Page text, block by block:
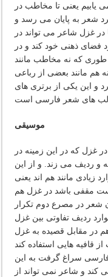
یابیم یعنی تا مخاطب در
شعر به پایان می رسد و
غزل شاعر می تواند در
فضای ذهنی خود کند و در
که نه مخاطب مانند
هم مانند بعضی از رباعی
و این یکی از برتری های
موسیقی
غزل که در این زمینه در
و ردیف می زند. و از این
زیادی مانند هم اند یعنی
مقفی باشد در غزل هم
شعر در مصرع دوم تکرار
ردیف تفاوتی بین غزل
در مقابل قصیده به غزل
قافیه هایی استفاده کند
فارسی سراغ گرفت به این
و شاعر نمی تواند از